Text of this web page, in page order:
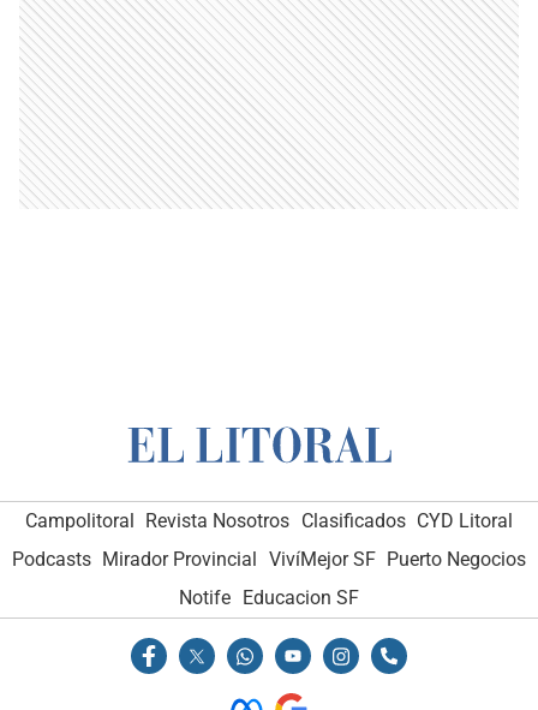
Campolitoral Revista Nosotros Clasificados CYD Litoral
Podcasts Mirador Provincial VivíMejor SF Puerto Negocios
Notife Educacion SF